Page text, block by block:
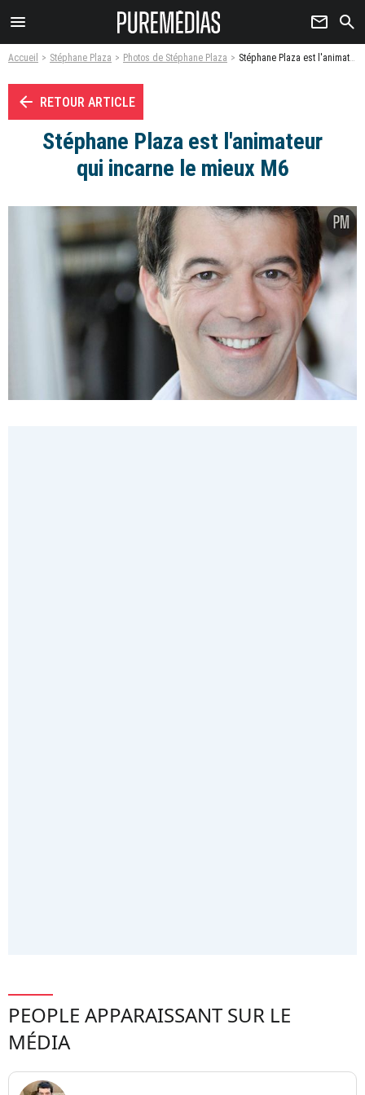
menu newsletter search
Accueil Stéphane Plaza Photos de Stéphane Plaza Stéphane Plaza est l'animateur qui incarne le mieux M6 - Photo
arrow_left RETOUR ARTICLE
Stéphane Plaza est l'animateur
qui incarne le mieux M6
PEOPLE APPARAISSANT SUR LE
MÉDIA